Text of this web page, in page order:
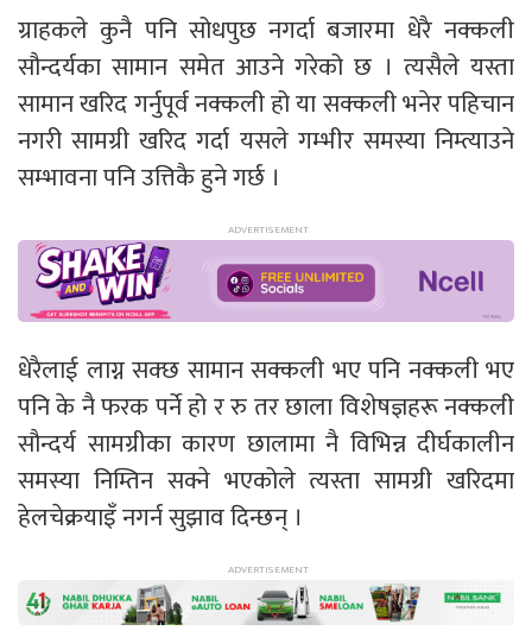
ग्राहकले कुनै पनि सोधपुछ नगर्दा बजारमा धेरै नक्कली
सौन्दर्यका सामान समेत आउने गरेको छ । त्यसैले यस्ता
सामान खरिद गर्नुपूर्व नक्कली हो या सक्कली भनेर पहिचान
नगरी सामग्री खरिद गर्दा यसले गम्भीर समस्या निम्त्याउने
सम्भावना पनि उत्तिकै हुने गर्छ ।
धेरैलाई लाग्न सक्छ सामान सक्कली भए पनि नक्कली भए
पनि के नै फरक पर्ने हो र रु तर छाला विशेषज्ञहरू नक्कली
सौन्दर्य सामग्रीका कारण छालामा नै विभिन्न दीर्घकालीन
समस्या निम्तिन सक्ने भएकोले त्यस्ता सामग्री खरिदमा
हेलचेक्रयाइँ नगर्न सुझाव दिन्छन् ।